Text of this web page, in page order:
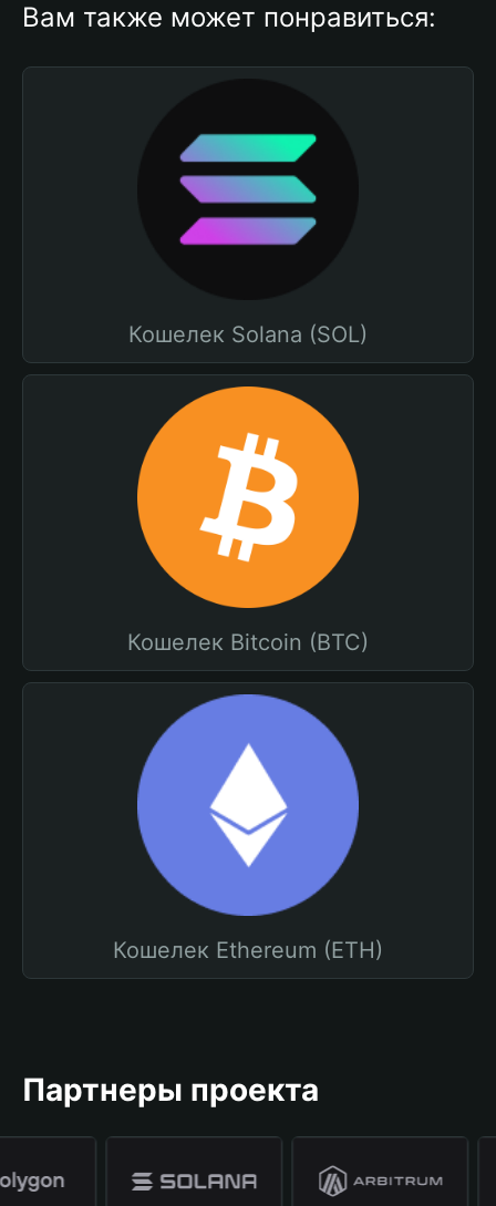
Вам также может понравиться:
Кошелек Solana (SOL)
Кошелек Bitcoin (BTC)
Кошелек Ethereum (ETH)
Партнеры проекта